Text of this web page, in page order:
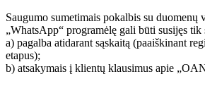
Saugumo sumetimais pokalbis su duomenų
„WhatsApp“ programėlę gali būti susijęs tik
a) pagalba atidarant sąskaitą (paaiškinant
etapus);
b) atsakymais į klientų klausimus apie